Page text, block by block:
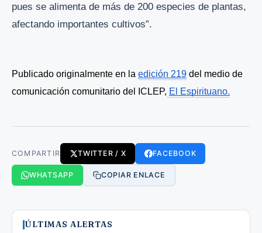
pues se alimenta de más de 200 especies de plantas,
afectando importantes cultivos”.
Publicado originalmente en la edición 219 del medio de
comunicación comunitario del ICLEP, El Espirituano.
COMPARTIR TWITTER / X FACEBOOK
WHATSAPP COPIAR ENLACE
ÚLTIMAS ALERTAS